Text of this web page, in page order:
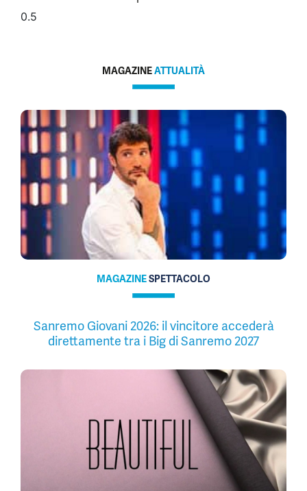
MAGAZINEATTUALITÀ
MAGAZINESPETTACOLO
Sanremo Giovani 2026: il vincitore accederà
direttamente tra i Big di Sanremo 2027